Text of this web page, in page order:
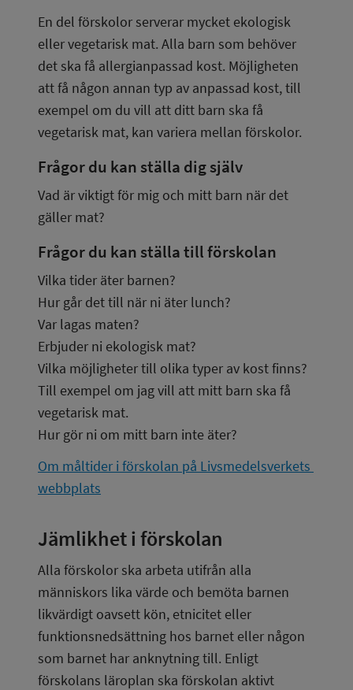
En del förskolor serverar mycket ekologisk
eller vegetarisk mat. Alla barn som behöver
det ska få allergianpassad kost. Möjligheten
att få någon annan typ av anpassad kost, till
exempel om du vill att ditt barn ska få
vegetarisk mat, kan variera mellan förskolor.
Frågor du kan ställa dig själv
Vad är viktigt för mig och mitt barn när det
gäller mat?
Frågor du kan ställa till förskolan
Vilka tider äter barnen?
Hur går det till när ni äter lunch?
Var lagas maten?
Erbjuder ni ekologisk mat?
Vilka möjligheter till olika typer av kost finns?
Till exempel om jag vill att mitt barn ska få
vegetarisk mat.
Hur gör ni om mitt barn inte äter?
Om måltider i förskolan på Livsmedelsverkets
webbplats
Jämlikhet i förskolan
Alla förskolor ska arbeta utifrån alla
människors lika värde och bemöta barnen
likvärdigt oavsett kön, etnicitet eller
funktionsnedsättning hos barnet eller någon
som barnet har anknytning till. Enligt
förskolans läroplan ska förskolan aktivt